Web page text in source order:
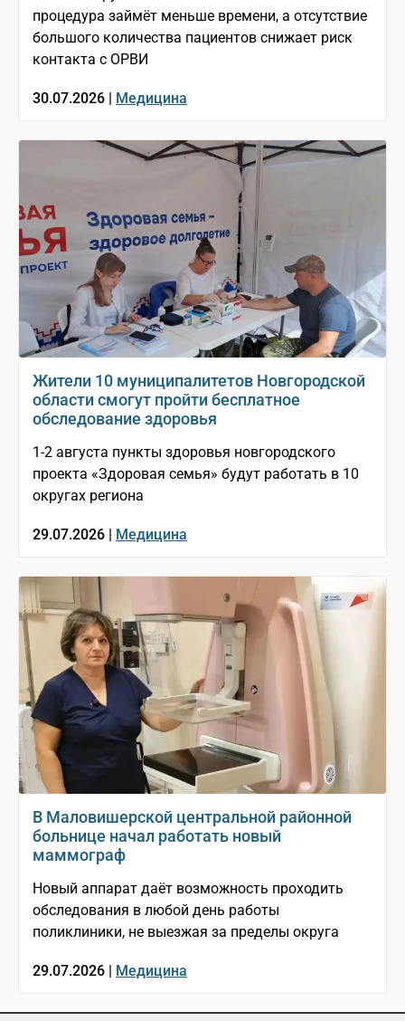
процедура займёт меньше времени, а отсутствие
большого количества пациентов снижает риск
контакта с ОРВИ
30.07.2026 | Медицина
Жители 10 муниципалитетов Новгородской
области смогут пройти бесплатное
обследование здоровья
1-2 августа пункты здоровья новгородского
проекта «Здоровая семья» будут работать в 10
округах региона
29.07.2026 | Медицина
В Маловишерской центральной районной
больнице начал работать новый
маммограф
Новый аппарат даёт возможность проходить
обследования в любой день работы
поликлиники, не выезжая за пределы округа
29.07.2026 | Медицина